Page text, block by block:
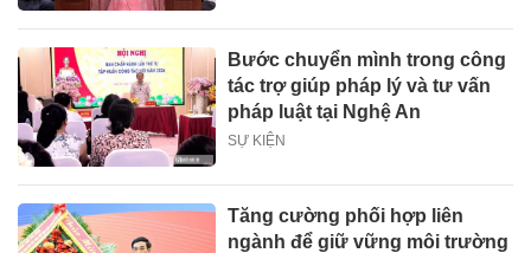
Bước chuyển mình trong công
tác trợ giúp pháp lý và tư vấn
pháp luật tại Nghệ An
SỰ KIỆN
Tăng cường phối hợp liên
ngành để giữ vững môi trường